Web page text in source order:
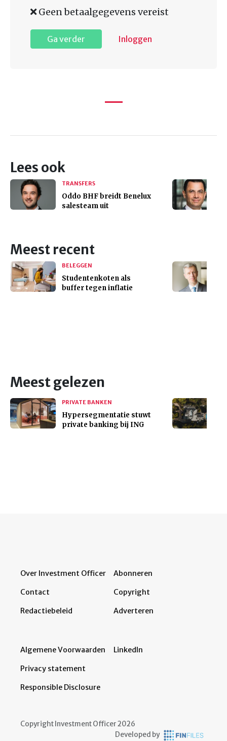
Geen betaalgegevens vereist
Ga verder Inloggen
Lees ook
TRANSFERS
Oddo BHF breidt Benelux
salesteam uit
Meest recent
BELEGGEN
Studentenkoten als
buffer tegen inflatie
Meest gelezen
PRIVATE BANKEN
Hypersegmentatie stuwt
private banking bij ING
Over Investment Officer
Contact
Redactiebeleid
Abonneren
Copyright
Adverteren
Algemene Voorwaarden
Privacy statement
Responsible Disclosure
LinkedIn
Copyright Investment Officer 2026
Developed by